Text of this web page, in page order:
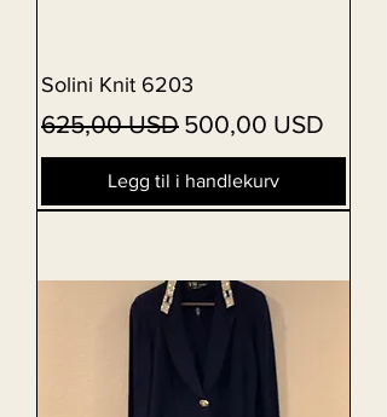
Solini Knit 6203
Vanlig pris
625,00 USD Salgspris
500,00 USD
Legg til i handlekurv